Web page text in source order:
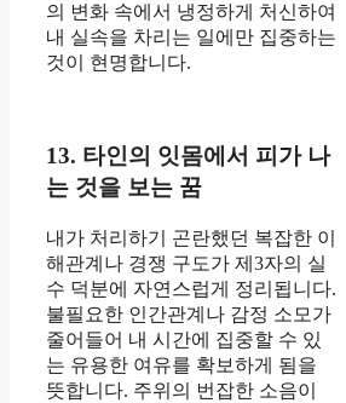
의 변화 속에서 냉정하게 처신하여
내 실속을 차리는 일에만 집중하는
것이 현명합니다.
13. 타인의 잇몸에서 피가 나
는 것을 보는 꿈
내가 처리하기 곤란했던 복잡한 이
해관계나 경쟁 구도가 제3자의 실
수 덕분에 자연스럽게 정리됩니다.
불필요한 인간관계나 감정 소모가
줄어들어 내 시간에 집중할 수 있
는 유용한 여유를 확보하게 됨을
뜻합니다. 주위의 번잡한 소음이